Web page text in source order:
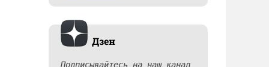
Дзен
Подписывайтесь на наш канал